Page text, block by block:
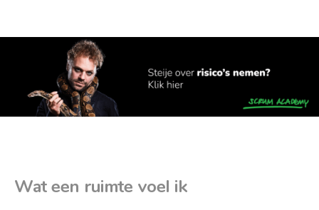
Wat een ruimte voel ik